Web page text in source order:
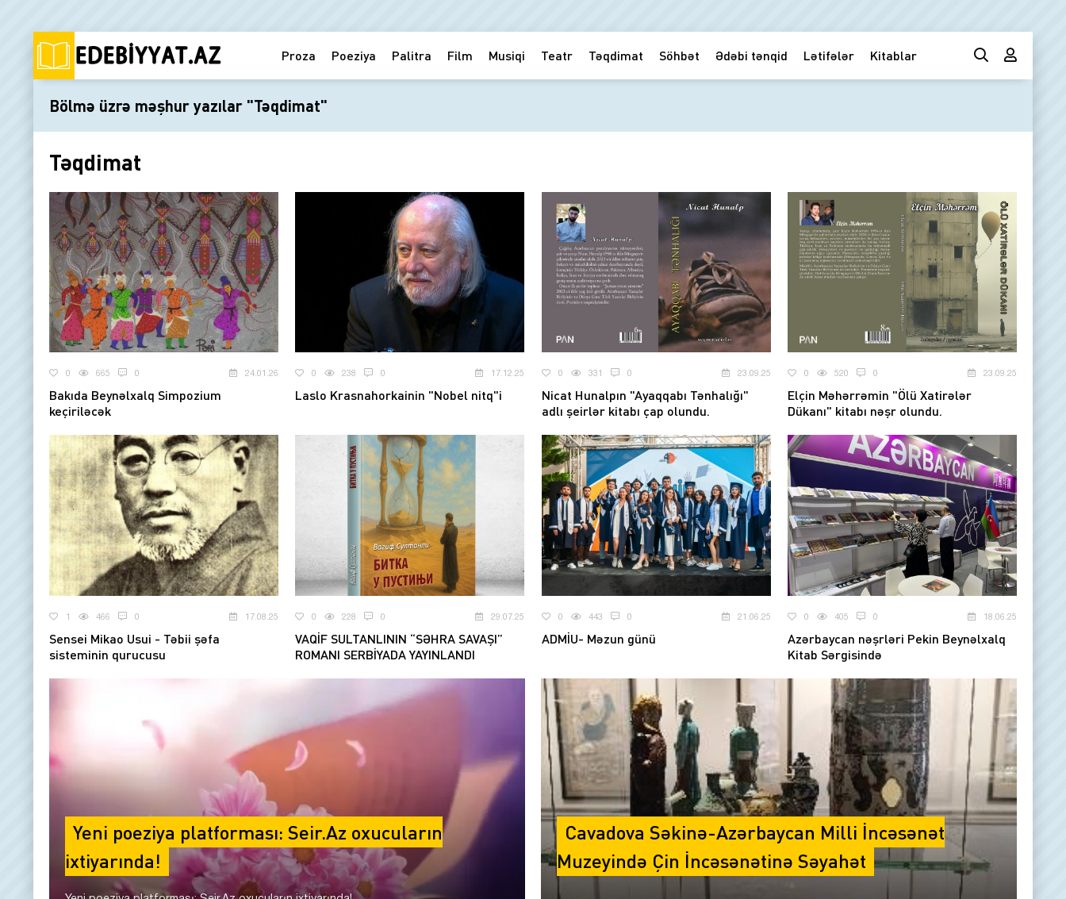
Proza Poeziya Palitra Film Musiqi Teatr Təqdimat Söhbət Ədəbi tənqid Lətifələr Kitablar
Bölmə üzrə məşhur yazılar "Təqdimat"
Təqdimat
0 665 0 24.01.26
Bakıda Beynəlxalq Simpozium
keçiriləcək
0 238 0 17.12.25
Laslo Krasnahorkainin "Nobel nitq"i
0 331 0 23.09.25
Nicat Hunalpın "Ayaqqabı Tənhalığı"
adlı şeirlər kitabı çap olundu.
0 520 0 23.09.25
Elçin Məhərrəmin "Ölü Xatirələr
Dükanı" kitabı nəşr olundu.
1 466 0 17.08.25
Sensei Mikao Usui - Təbii şəfa
sisteminin qurucusu
0 228 0 29.07.25
VAQİF SULTANLININ “SƏHRA SAVAŞI”
ROMANI SERBİYADA YAYINLANDI
0 443 0 21.06.25
ADMİU- Məzun günü
0 405 0 18.06.25
Azərbaycan nəşrləri Pekin Beynəlxalq
Kitab Sərgisində
Yeni poeziya platforması: Seir.Az oxucuların
ixtiyarında!
Cavadova Səkinə-Azərbaycan Milli İncəsənət
Muzeyində Çin İncəsənətinə Səyahət